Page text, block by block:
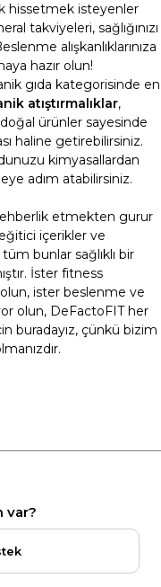
hissetmek isteyenler
takviyeleri, sağlığınızı
alışkanlıklarınıza
hazır olun!
gıda kategorisinde en
atıştırmalıklar,
doğal ürünler sayesinde
haline getirebilirsiniz.
kimyasallardan
adım atabilirsiniz.
etmekten gurur
içerikler ve
bunlar sağlıklı bir
İster fitness
ister beslenme ve
olun, DeFactoFIT her
buradayız, çünkü bizim
var?